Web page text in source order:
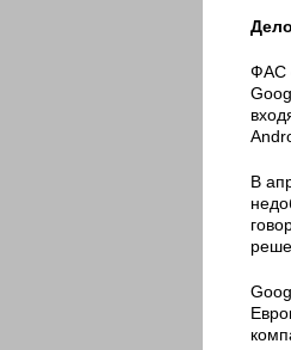
ФАС
В